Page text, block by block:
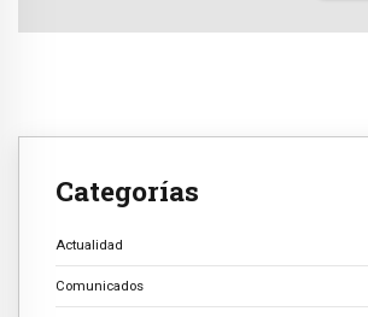
Categorías
Actualidad
Comunicados